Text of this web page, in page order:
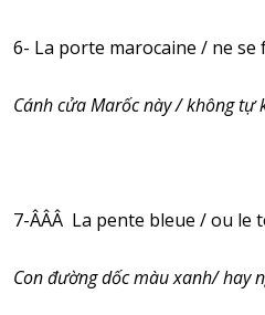
6- La porte marocaine / ne
Cánh cửa Marốc này / không
7-ÂÂÂ La pente bleue / ou le
Con đường dốc màu xanh/ hay